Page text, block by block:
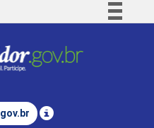
Comunica BR
Legislação
gov.br